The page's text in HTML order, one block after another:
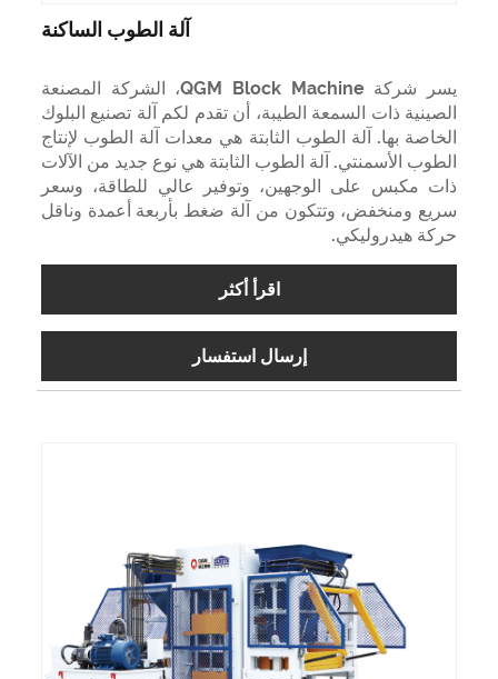
آلة الطوب الساكنة
يسر شركة QGM Block Machine، الشركة المصنعة
الصينية ذات السمعة الطيبة، أن تقدم لكم آلة تصنيع البلوك
الخاصة بها. آلة الطوب الثابتة هي معدات آلة الطوب لإنتاج
الطوب الأسمنتي. آلة الطوب الثابتة هي نوع جديد من الآلات
ذات مكبس على الوجهين، وتوفير عالي للطاقة، وسعر
سريع ومنخفض، وتتكون من آلة ضغط بأربعة أعمدة وناقل
حركة هيدروليكي.
اقرأ أكثر
إرسال استفسار